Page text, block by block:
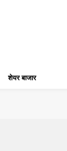
शेयर बाजार